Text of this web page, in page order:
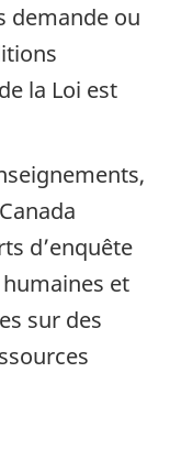
demande ou
la Loi est
d’enquête
et
sur des